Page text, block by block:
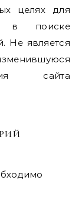
целях для
в поиске
Не является
сайта